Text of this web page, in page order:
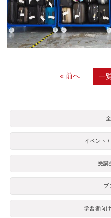
« 前へ 一
イベント /
受講
ブ
学習者向